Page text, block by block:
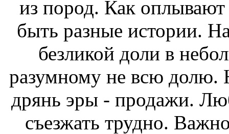
из пород. Как
быть разные истории.
безликой доли в
разумному не всю долю.
дрянь эры - продажи.
съезжать трудно.